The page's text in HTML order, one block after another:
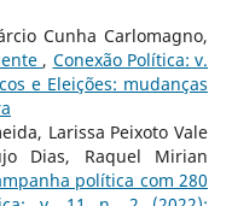
Cunha Carlomagno,
, Conexão Política: v.
e Eleições: mudanças
Larissa Peixoto Vale
Dias, Raquel Mirian
política com 280